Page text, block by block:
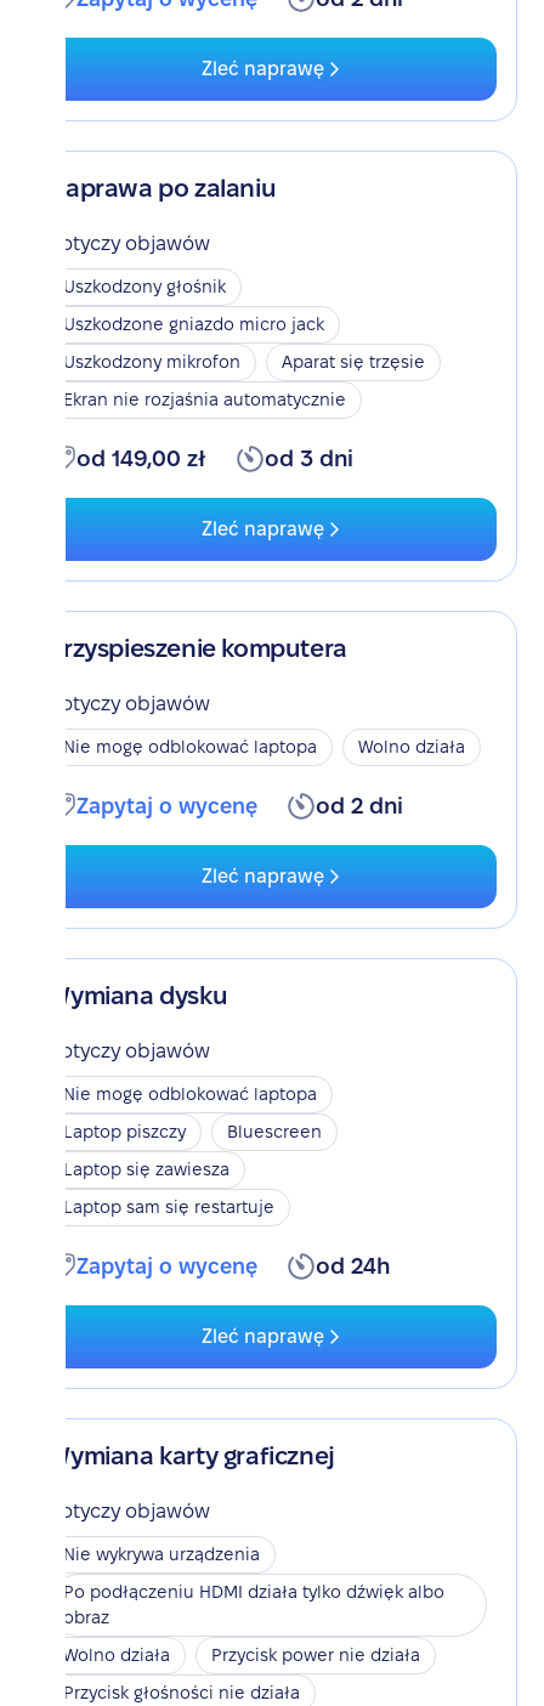
Zleć naprawę
Naprawa po zalaniu
Dotyczy objawów
Uszkodzony głośnik
Uszkodzone gniazdo micro jack
Uszkodzony mikrofon
Aparat się trzęsie
Ekran nie rozjaśnia automatycznie
od 149,00 zł od 3 dni
Zleć naprawę
Przyspieszenie komputera
Dotyczy objawów
Nie mogę odblokować laptopa Wolno działa
Zapytaj o wycenę od 2 dni
Zleć naprawę
Wymiana dysku
Dotyczy objawów
Nie mogę odblokować laptopa
Laptop piszczy
Bluescreen
Laptop się zawiesza
Laptop sam się restartuje
Zapytaj o wycenę od 24h
Zleć naprawę
Wymiana karty graficznej
Dotyczy objawów
Nie wykrywa urządzenia
Po podłączeniu HDMI działa tylko dźwięk albo
obraz
Wolno działa
Przycisk power nie działa
Przycisk głośności nie działa